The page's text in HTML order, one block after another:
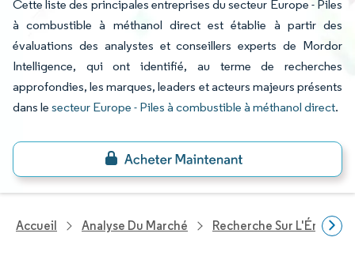
Cette liste des principales entreprises du secteur Europe - Piles
à combustible à méthanol direct est établie à partir des
évaluations des analystes et conseillers experts de Mordor
Intelligence, qui ont identifié, au terme de recherches
approfondies, les marques, leaders et acteurs majeurs présents
dans le secteur Europe - Piles à combustible à méthanol direct.
Accueil Analyse Du Marché Recherche Sur